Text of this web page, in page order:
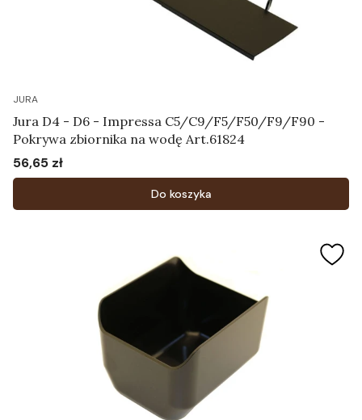
JURA
Jura D4 - D6 - Impressa C5/C9/F5/F50/F9/F90 -
Pokrywa zbiornika na wodę Art.61824
Cena
56,65 zł
Do koszyka